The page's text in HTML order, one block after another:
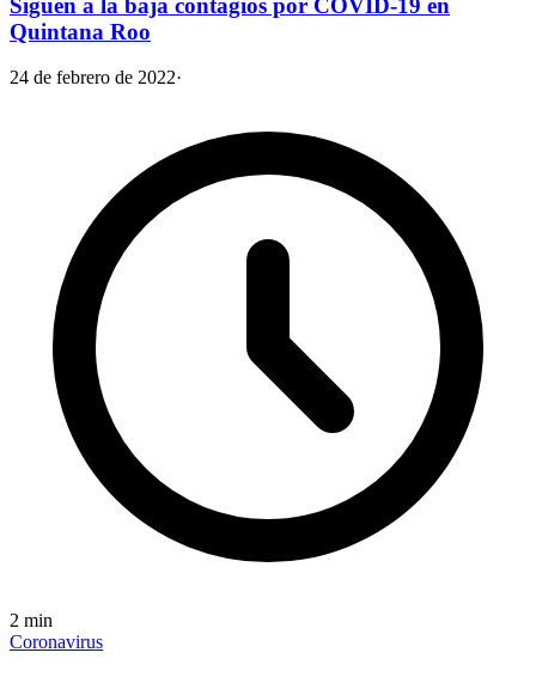
Siguen a la baja contagios por COVID-19 en
Quintana Roo
24 de febrero de 2022·
2 min
Coronavirus